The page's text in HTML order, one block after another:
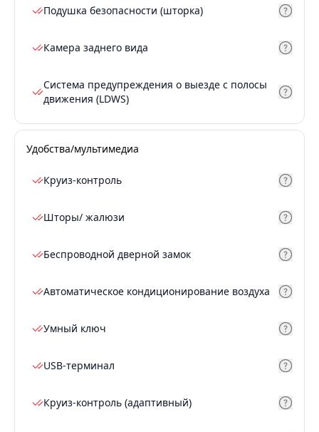
Подушка безопасности (шторка)
Камера заднего вида
Система предупреждения о выезде с полосы
движения (LDWS)
Удобства/мультимедиа
Круиз-контроль
Шторы/ жалюзи
Беспроводной дверной замок
Автоматическое кондиционирование воздуха
Умный ключ
USB-терминал
Круиз-контроль (адаптивный)